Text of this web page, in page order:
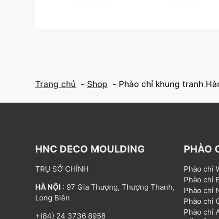
Trang chủ Shop Phào chỉ khung tranh
HNC DECO MOULDING
TRỤ SỞ CHÍNH
HÀ NỘI : 97 Gia Thượng, Thượng Thanh,
Long Biên
+(84) 24 3736 8958
PHÀO
Phào chỉ
Phào chỉ
Phào chỉ
Phào chỉ
Phào chỉ